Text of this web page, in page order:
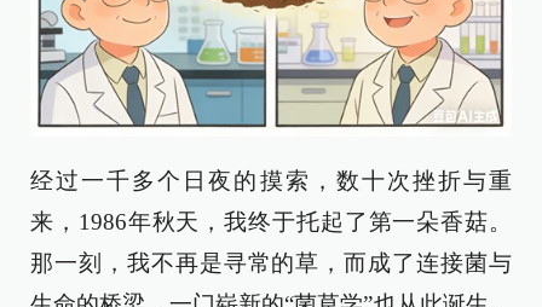
经过一千多个日夜的摸索，数十次挫折与重
来，1986年秋天，我终于托起了第一朵香菇。
那一刻，我不再是寻常的草，而成了连接菌与